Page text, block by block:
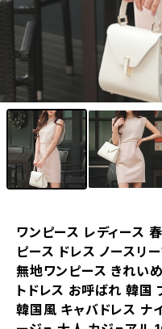
ワンピース レディース
ピース ドレス ノースリ
無地ワンピース きれい
トドレス お呼ばれ 韓国
韓国風 キャバドレス ナ